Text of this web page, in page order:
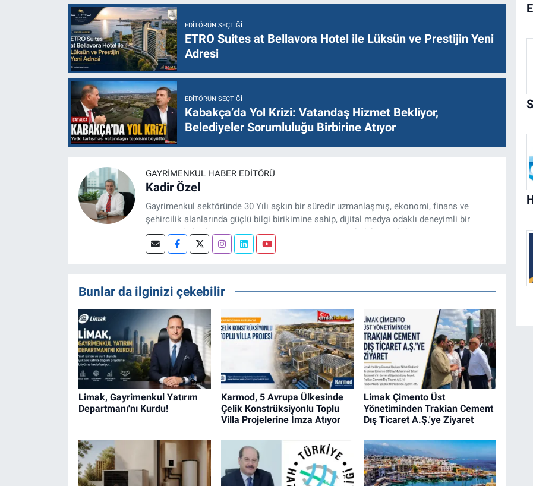
EDITÖRÜN SEÇTIĞI
ETRO Suites at Bellavora Hotel ile Lüksün ve Prestijin Yeni
Adresi
EDITÖRÜN SEÇTIĞI
Kabakça’da Yol Krizi: Vatandaş Hizmet Bekliyor,
Belediyeler Sorumluluğu Birbirine Atıyor
GAYRIMENKUL HABER EDITÖRÜ
Kadir Özel
Gayrimenkul sektöründe 30 Yılı aşkın bir süredir uzmanlaşmış, ekonomi, finans ve
şehircilik alanlarında güçlü bilgi birikimine sahip, dijital medya odaklı deneyimli bir
Gayrimenkul Editörüyüm. Konut, arsa, ticari gayrimenkul, kentsel dönüşüm ve yatırım
projeleri üzerine haber, analiz ve özel dosyalar hazırlama konusunda yetkinim.
Bunlar da ilginizi çekebilir
Limak, Gayrimenkul Yatırım
Departmanı'nı Kurdu!
Karmod, 5 Avrupa Ülkesinde
Çelik Konstrüksiyonlu Toplu
Villa Projelerine İmza Atıyor
Limak Çimento Üst
Yönetiminden Trakian Cement
Dış Ticaret A.Ş.'ye Ziyaret